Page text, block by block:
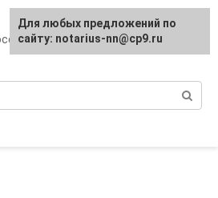
Для любых предложений по
сайту: notarius-nn@cp9.ru